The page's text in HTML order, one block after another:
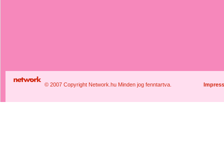
© 2007 Copyright Network.hu Minden jog fenntartva.